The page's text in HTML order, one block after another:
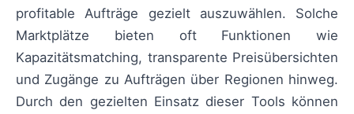
profitable Aufträge gezielt auszuwählen. Solche
Marktplätze bieten oft Funktionen wie
Kapazitätsmatching, transparente Preisübersichten
und Zugänge zu Aufträgen über Regionen hinweg.
Durch den gezielten Einsatz dieser Tools können